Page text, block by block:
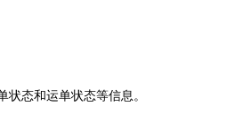
态和运单状态等信息。